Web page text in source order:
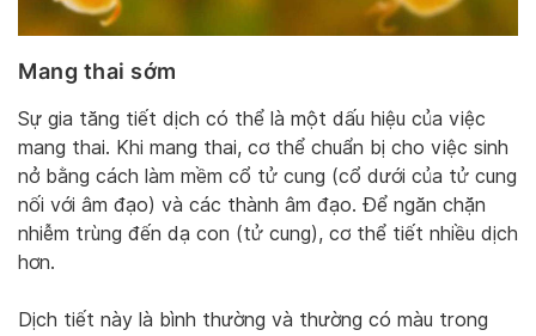
Mang thai sớm
Sự gia tăng tiết dịch có thể là một dấu hiệu của việc
mang thai. Khi mang thai, cơ thể chuẩn bị cho việc sinh
nở bằng cách làm mềm cổ tử cung (cổ dưới của tử cung
nối với âm đạo) và các thành âm đạo. Để ngăn chặn
nhiễm trùng đến dạ con (tử cung), cơ thể tiết nhiều dịch
hơn.
Dịch tiết này là bình thường và thường có màu trong